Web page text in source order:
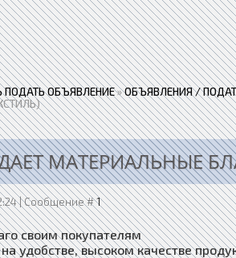
ПОДАТЬ ОБЪЯВЛЕНИЕ»ОБЪЯВЛЕНИЯ /
МАТЕРИАЛЬНЫЕ
| Сообщение #1
своим покупателям
удобстве, высоком качестве